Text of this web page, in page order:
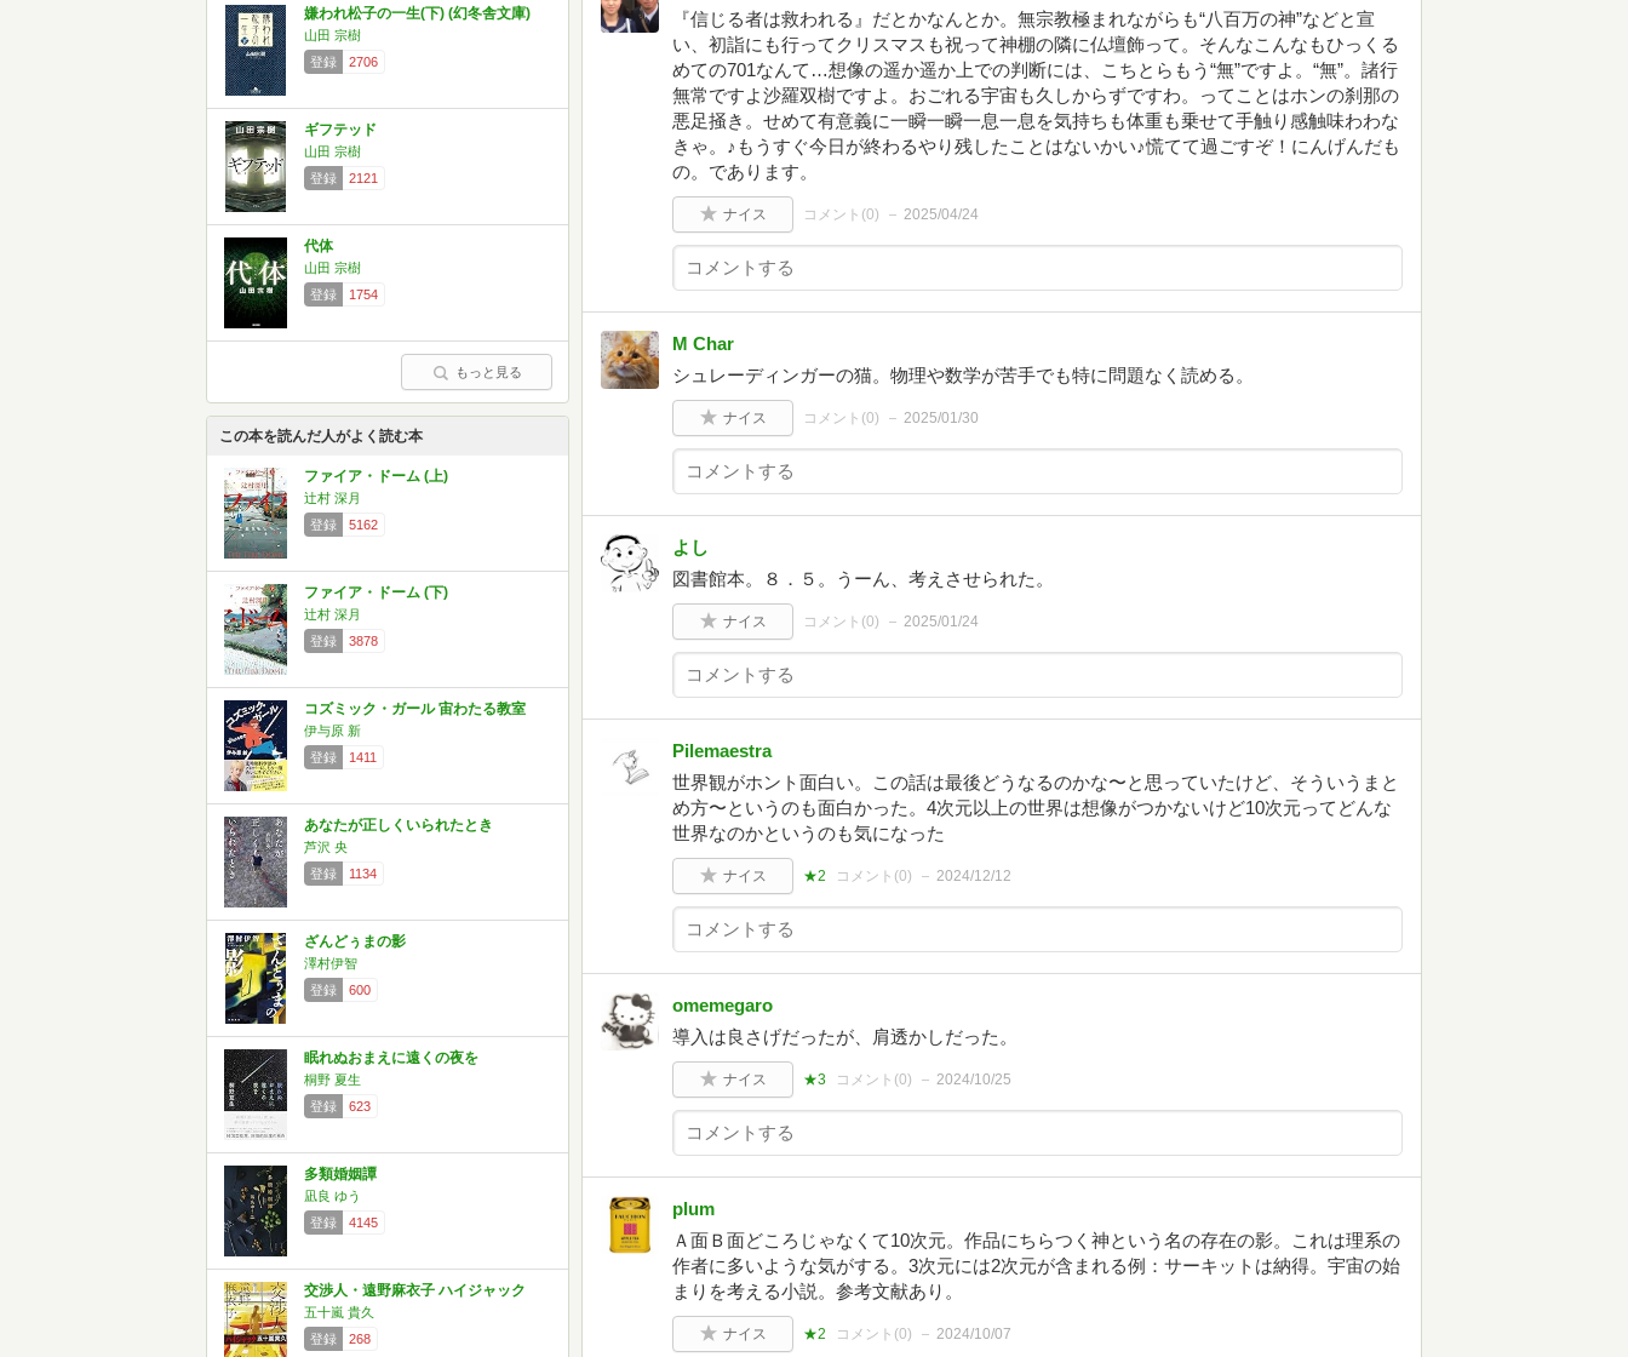
嫌われ松子の一生(下) (幻冬舎文庫)
山田 宗樹
登録
2706
ギフテッド
山田 宗樹
登録
2121
代体
山田 宗樹
登録
1754
もっと見る
この本を読んだ人がよく読む本
ファイア・ドーム (上)
辻村 深月
登録
5162
ファイア・ドーム (下)
辻村 深月
登録
3878
コズミック・ガール 宙わたる教室
伊与原 新
登録
1411
あなたが正しくいられたとき
芦沢 央
登録
1134
ざんどぅまの影
澤村伊智
登録
600
眠れぬおまえに遠くの夜を
桐野 夏生
登録
623
多類婚姻譚
凪良 ゆう
登録
4145
交渉人・遠野麻衣子 ハイジャック
五十嵐 貴久
登録
268
『信じる者は救われる』だとかなんとか。無宗教極まれながらも“八百万の神”などと宣
い、初詣にも行ってクリスマスも祝って神棚の隣に仏壇飾って。そんなこんなもひっくる
めての701なんて…想像の遥か遥か上での判断には、こちとらもう“無”ですよ。“無”。諸行
無常ですよ沙羅双樹ですよ。おごれる宇宙も久しからずですわ。ってことはホンの刹那の
悪足掻き。せめて有意義に一瞬一瞬一息一息を気持ちも体重も乗せて手触り感触味わわな
きゃ。♪もうすぐ今日が終わるやり残したことはないかい♪慌てて過ごすぞ！にんげんだも
の。であります。
ナイス コメント(0) 2025/04/24
M Char
シュレーディンガーの猫。物理や数学が苦手でも特に問題なく読める。
ナイス コメント(0) 2025/01/30
よし
図書館本。８．５。うーん、考えさせられた。
ナイス コメント(0) 2025/01/24
Pilemaestra
世界観がホント面白い。この話は最後どうなるのかな〜と思っていたけど、そういうまと
め方〜というのも面白かった。4次元以上の世界は想像がつかないけど10次元ってどんな
世界なのかというのも気になった
ナイス ★2 コメント(0) 2024/12/12
omemegaro
導入は良さげだったが、肩透かしだった。
ナイス ★3 コメント(0) 2024/10/25
plum
Ａ面Ｂ面どころじゃなくて10次元。作品にちらつく神という名の存在の影。これは理系の
作者に多いような気がする。3次元には2次元が含まれる例：サーキットは納得。宇宙の始
まりを考える小説。参考文献あり。
ナイス ★2 コメント(0) 2024/10/07